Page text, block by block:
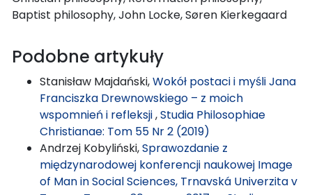
Baptist philosophy, John Locke, Søren Kierkegaard
Podobne artykuły
Stanisław Majdański,Wokół postaci i myśli Jana
Franciszka Drewnowskiego – z moich
wspomnień i refleksji,Studia Philosophiae
Christianae: Tom 55 Nr 2 (2019)
Andrzej Kobyliński,Sprawozdanie z
międzynarodowej konferencji naukowej Image
of Man in Social Sciences, Trnavská Univerzita v